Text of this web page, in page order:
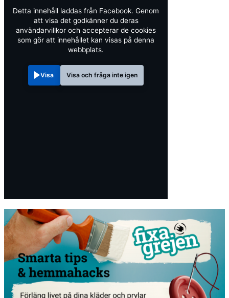
Detta innehåll laddas från Facebook. Genom
att visa det godkänner du deras
användarvillkor och accepterar de cookies
som gör att innehållet kan visas på denna
webbplats.
Visa Visa och fråga inte igen